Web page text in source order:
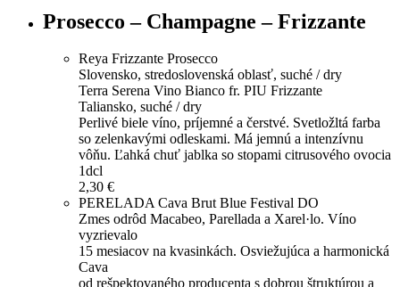
Prosecco – Champagne – Frizzante
Reya Frizzante Prosecco
Slovensko, stredoslovenská oblasť, suché / dry
Terra Serena Vino Bianco fr. PIU Frizzante
Taliansko, suché / dry
Perlivé biele víno, príjemné a čerstvé. Svetložltá farba
so zelenkavými odleskami. Má jemnú a intenzívnu
vôňu. Ľahká chuť jablka so stopami citrusového ovocia
1dcl
2,30 €
PERELADA Cava Brut Blue Festival DO
Zmes odrôd Macabeo, Parellada a Xarel·lo. Víno
vyzrievalo
15 mesiacov na kvasinkách. Osviežujúca a harmonická
Cava
od rešpektovaného producenta s dobrou štruktúrou a